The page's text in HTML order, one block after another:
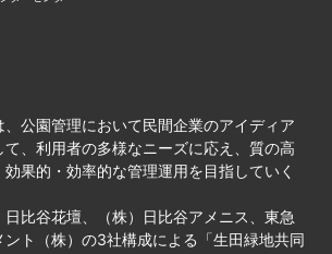
公園管理において民間企業のアイディア
、利用者の多様なニーズに応え、質の高
果的・効率的な管理運用を目指していく
比谷花壇、（株）日比谷アメニス、東急
ント（株）の3社構成による「生田緑地共同